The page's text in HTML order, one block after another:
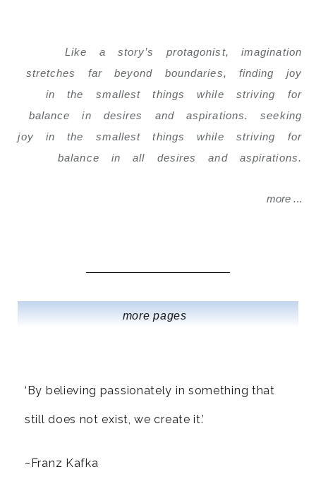
Like a story’s protagonist, imagination
stretches far beyond boundaries, finding joy
in the smallest things while striving for
balance in desires and aspirations. seeking
joy in the smallest things while striving for
balance in all desires and aspirations.
more ...
more pages
‘By believing passionately in something that
still does not exist, we create it.’
~Franz Kafka